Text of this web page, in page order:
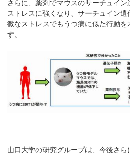
さらに、薬剤でマウスのサーチュイ
ストレスに強くなり、サーチュイン
微なストレスでもうつ病に似た行動
す。
山口大学の研究グループは、今後さら